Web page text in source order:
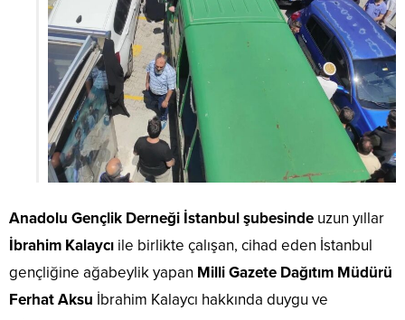
Anadolu Gençlik Derneği İstanbul şubesinde uzun yıllar
İbrahim Kalaycı ile birlikte çalışan, cihad eden İstanbul
gençliğine ağabeylik yapan Milli Gazete Dağıtım Müdürü
Ferhat Aksu İbrahim Kalaycı hakkında duygu ve